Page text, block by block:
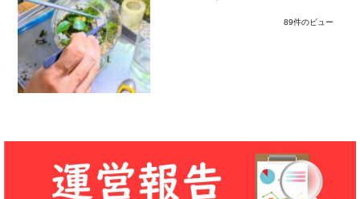
89件のビュー